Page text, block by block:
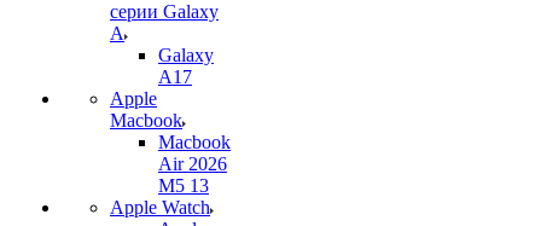
серии Galaxy
A
Galaxy
A17
Apple
Macbook
Macbook
Air 2026
M5 13
Apple Watch